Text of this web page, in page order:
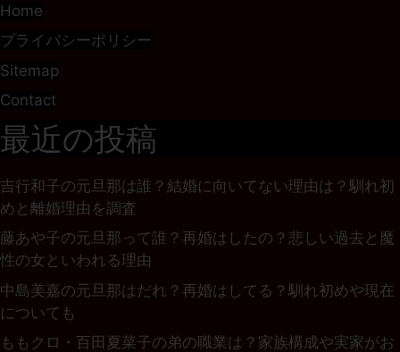
Home
プライバシーポリシー
Sitemap
Contact
最近の投稿
吉行和子の元旦那は誰？結婚に向いてない理由は？馴れ初
めと離婚理由を調査
藤あや子の元旦那って誰？再婚はしたの？悲しい過去と魔
性の女といわれる理由
中島美嘉の元旦那はだれ？再婚はしてる？馴れ初めや現在
についても
ももクロ・百田夏菜子の弟の職業は？家族構成や実家がお